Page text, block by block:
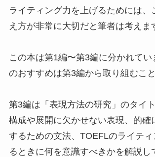
ライティング力を上げるためには、
え方が非常に大切だと筆者は考えま
この本は第1編〜第3編に分かれて
のおすすめは第3編から取り組むこと
第3編は「表現方法の研究」のタイ
構成や展開に欠かせない表現、的確
するための文法、TOEFLのライテ
るときに何を意識すべきかを解説し